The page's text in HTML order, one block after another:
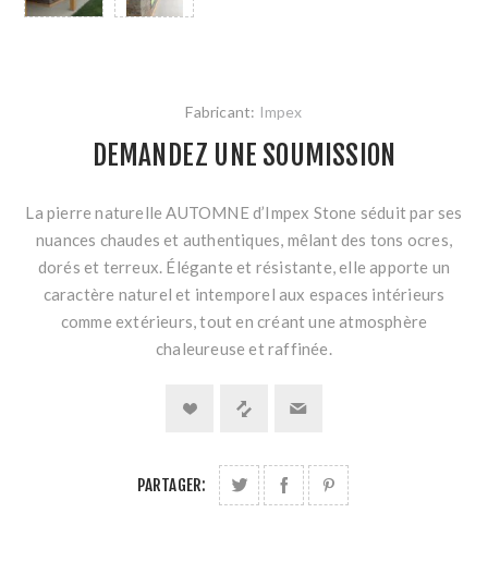
Fabricant: Impex
DEMANDEZ UNE SOUMISSION
La pierre naturelle AUTOMNE d’Impex Stone séduit par ses
nuances chaudes et authentiques, mêlant des tons ocres,
dorés et terreux. Élégante et résistante, elle apporte un
caractère naturel et intemporel aux espaces intérieurs
comme extérieurs, tout en créant une atmosphère
chaleureuse et raffinée.
PARTAGER: